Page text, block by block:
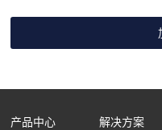
产品中心 解决方案